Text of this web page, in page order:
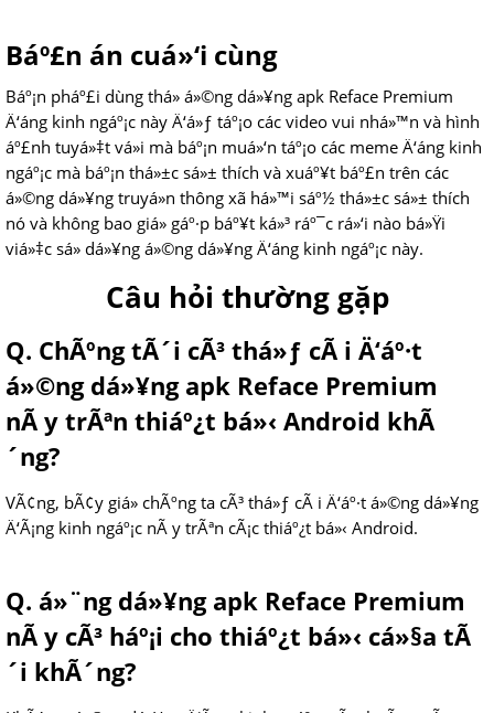
Báº£n án cuá»‘i cùng
Báº¡n pháº£i dùng thá»­ á»©ng dá»¥ng apk Reface Premium
Ä‘áng kinh ngáº¡c này Ä‘á»ƒ táº¡o các video vui nhá»™n và hình
áº£nh tuyá»‡t vá»i mà báº¡n muá»‘n táº¡o các meme Ä‘áng kinh
ngáº¡c mà báº¡n thá»±c sá»± thích và xuáº¥t báº£n trên các
á»©ng dá»¥ng truyá»n thông xã há»™i sáº½ thá»±c sá»± thích
nó và không bao giá» gáº·p báº¥t ká»³ ráº¯c rá»‘i nào bá»Ÿi
viá»‡c sá»­ dá»¥ng á»©ng dá»¥ng Ä‘áng kinh ngáº¡c này.
Câu hỏi thường gặp
Q. ChÃºng tÃ´i cÃ³ thá»ƒ cÃ i Ä‘áº·t
á»©ng dá»¥ng apk Reface Premium
nÃ y trÃªn thiáº¿t bá»‹ Android khÃ
´ng?
VÃ¢ng, bÃ¢y giá» chÃºng ta cÃ³ thá»ƒ cÃ i Ä‘áº·t á»©ng dá»¥ng
Ä‘Ã¡ng kinh ngáº¡c nÃ y trÃªn cÃ¡c thiáº¿t bá»‹ Android.
Q. á»¨ng dá»¥ng apk Reface Premium
nÃ y cÃ³ háº¡i cho thiáº¿t bá»‹ cá»§a tÃ
´i khÃ´ng?